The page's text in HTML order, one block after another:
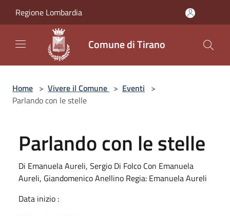
Regione Lombardia
Comune di Tirano
Home > Vivere il Comune > Eventi >
Parlando con le stelle
Parlando con le stelle
Di Emanuela Aureli, Sergio Di Folco Con Emanuela
Aureli, Giandomenico Anellino Regia: Emanuela Aureli
Data inizio :